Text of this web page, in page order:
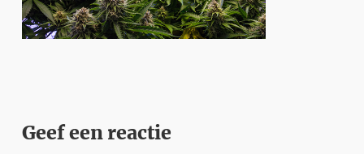
Geef een reactie